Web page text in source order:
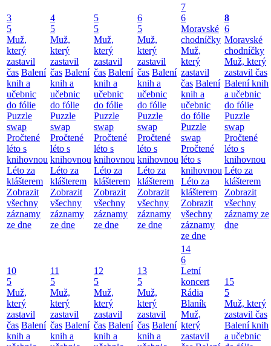
3
5
Muž,
který
zastavil
čas Balení
knih a
učebnic
do fólie
Puzzle
swap
Pročtené
léto s
knihovnou
Léto za
klášterem
Zobrazit
všechny
záznamy
ze dne
4
5
Muž,
který
zastavil
čas Balení
knih a
učebnic
do fólie
Puzzle
swap
Pročtené
léto s
knihovnou
Léto za
klášterem
Zobrazit
všechny
záznamy
ze dne
5
5
Muž,
který
zastavil
čas Balení
knih a
učebnic
do fólie
Puzzle
swap
Pročtené
léto s
knihovnou
Léto za
klášterem
Zobrazit
všechny
záznamy
ze dne
6
5
Muž,
který
zastavil
čas Balení
knih a
učebnic
do fólie
Puzzle
swap
Pročtené
léto s
knihovnou
Léto za
klášterem
Zobrazit
všechny
záznamy
ze dne
7
6
Moravské
chodníčky
Muž,
který
zastavil
čas Balení
knih a
učebnic
do fólie
Puzzle
swap
Pročtené
léto s
knihovnou
Léto za
klášterem
Zobrazit
všechny
záznamy
ze dne
8
6
Moravské
chodníčky
Muž, který
zastavil čas
Balení knih
a učebnic
do fólie
Puzzle
swap
Pročtené
léto s
knihovnou
Léto za
klášterem
Zobrazit
všechny
záznamy ze
dne
10
5
Muž,
který
zastavil
čas Balení
knih a
11
5
Muž,
který
zastavil
čas Balení
knih a
12
5
Muž,
který
zastavil
čas Balení
knih a
13
5
Muž,
který
zastavil
čas Balení
knih a
14
6
Letní
koncert
Rádia
Blaník
Muž,
který
zastavil
15
5
Muž, který
zastavil čas
Balení knih
a učebnic